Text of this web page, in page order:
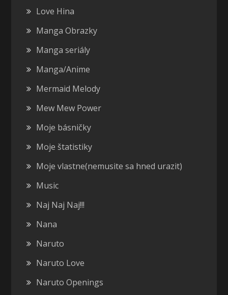
Love Hina
Manga Obrazky
Manga seriály
Manga/Anime
Mermaid Melody
Mew Mew Power
Moje básničky
Moje štatistiky
Moje vlastne(nemusite sa hned urazit)
Music
Naj Naj Naj!!!
Nana
Naruto
Naruto Love
Naruto Openings